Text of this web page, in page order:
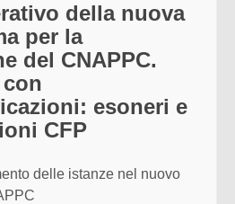
della nuova
per la
del CNAPPC.
esoneri e
CFP
delle istanze nel nuovo